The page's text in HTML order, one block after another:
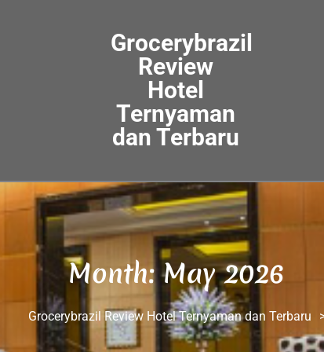
Grocerybrazil
Review
Hotel
Ternyaman
dan Terbaru
Month:May 2026
Grocerybrazil Review Hotel Ternyaman dan Terbaru